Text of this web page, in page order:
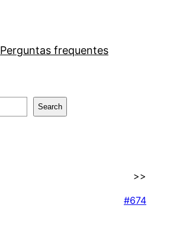
Perguntas frequentes
Search
>>
#674